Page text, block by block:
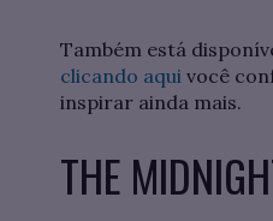
Também está
clicando aqui você
inspirar ainda mais.
THE